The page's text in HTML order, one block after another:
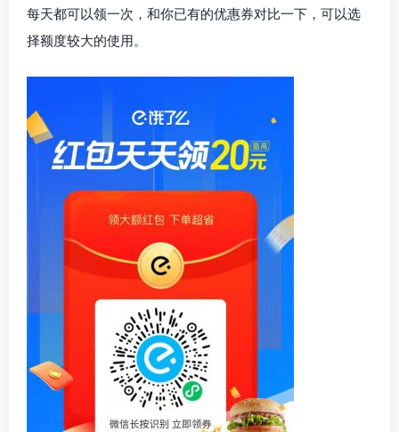
每天都可以领一次，和你已有的优惠券对比一下，可以选
择额度较大的使用。